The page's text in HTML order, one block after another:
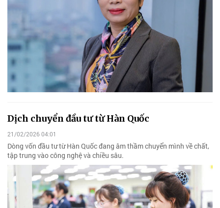
Dịch chuyển đầu tư từ Hàn Quốc
21/02/2026 04:01
Dòng vốn đầu tư từ Hàn Quốc đang âm thầm chuyển mình về chất,
tập trung vào công nghệ và chiều sâu.